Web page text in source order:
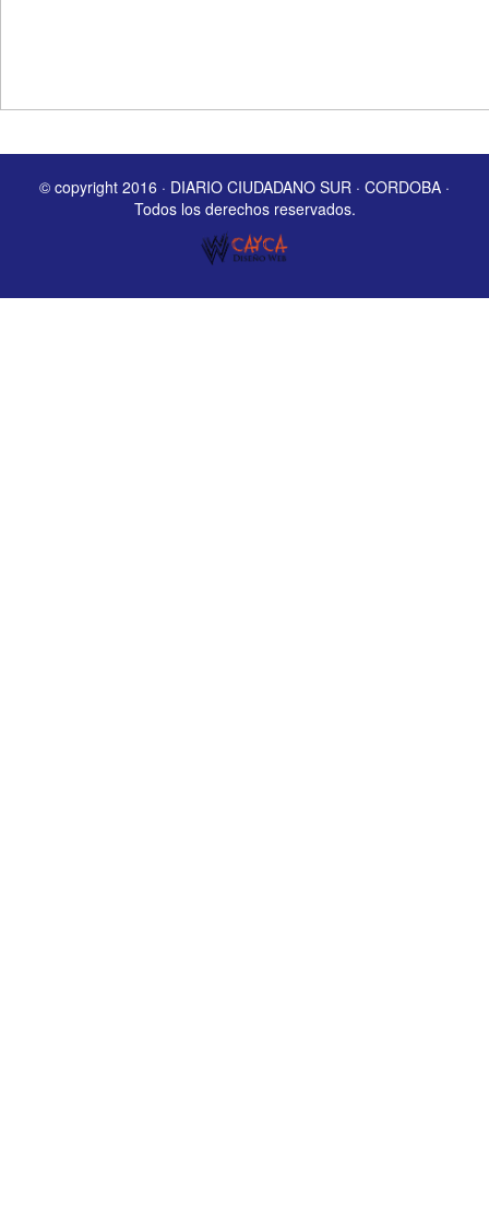
© copyright 2016 · DIARIO CIUDADANO SUR · CORDOBA ·
Todos los derechos reservados.